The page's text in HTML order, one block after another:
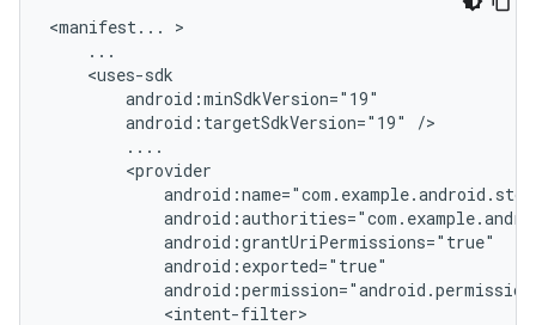
<manifest...
android:targetSdkVersion="19"